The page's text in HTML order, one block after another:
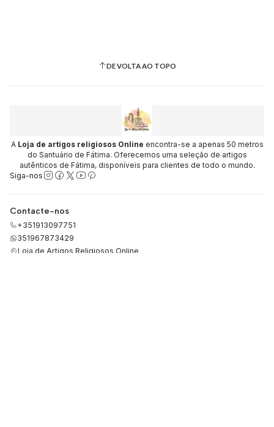
DE VOLTA AO TOPO
A Loja de artigos religiosos Online encontra-se a apenas 50 metros
do Santuário de Fátima. Oferecemos uma seleção de artigos
autênticos de Fátima, disponíveis para clientes de todo o mundo.
Siga-nos
Contacte-nos
+351913097751
351967873429
Loja de Artigos Religiosos Online